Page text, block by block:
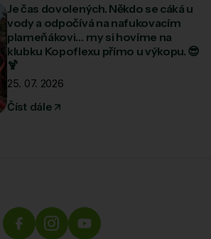
Je čas dovolených. Někdo se cáká u
vody a odpočívá na nafukovacím
plameňákovi… my si hovíme na
klubku Kopoflexu přímo u výkopu. 😎
🍹
25. 07. 2026
Číst dále